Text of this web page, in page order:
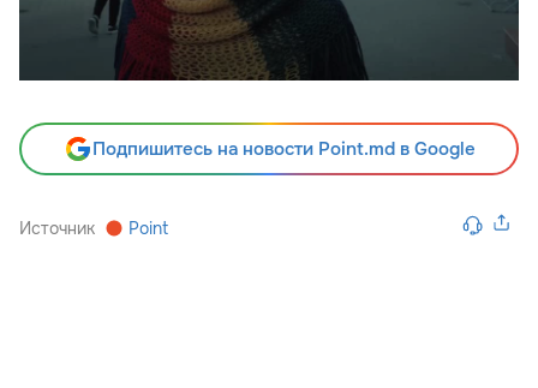
Подпишитесь на новости Point.md в Google
Источник Point